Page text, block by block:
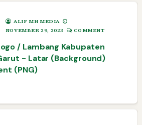
ALIF MH MEDIA
NOVEMBER 29, 2023
COMMENT
/ Lambang Kabupaten
- Latar (Background)
(PNG)